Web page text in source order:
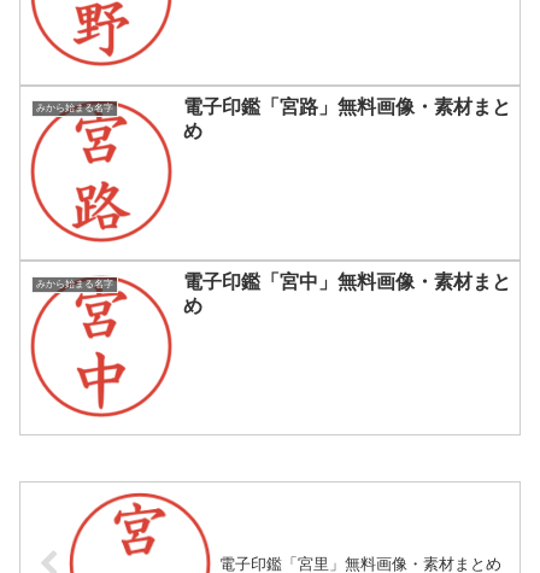
みから始まる名字
電子印鑑「宮路」無料画像・素材まと
め
みから始まる名字
電子印鑑「宮中」無料画像・素材まと
め
電子印鑑「宮里」無料画像・素材まとめ